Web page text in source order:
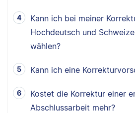
Kann ich bei meiner
Hochdeutsch und
wählen?
Kann ich eine
Kostet die Korrektur einer
Abschlussarbeit mehr?